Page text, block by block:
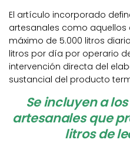
El artículo incorporado
artesanales como
máximo de 5.000 litros
litros por día por operario
intervención directa del
sustancial del producto
Se incluyen a
artesanales que
litros de